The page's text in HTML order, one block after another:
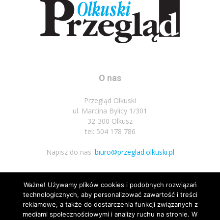
O nas
Przegląd Olkuski
ul. Marcina Bylicy 1/301
32-300 Olkusz
tel: 504 178 786
Napisz do nas: biuro@przeglad.olkuski.pl
Podążaj za nami
Ważne! Używamy plików cookies i podobnych rozwiązań
technologicznych, aby personalizować zawartość i treści
reklamowe, a także do dostarczenia funkcji związanych z
mediami społecznościowymi i analizy ruchu na stronie. W